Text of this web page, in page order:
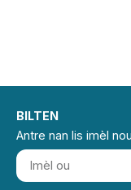
BILTEN
Antre nan lis imèl